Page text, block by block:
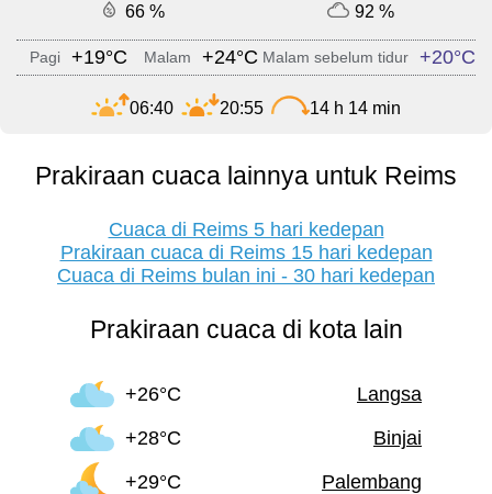
66 %
92 %
Pagi +19°C Malam +24°C Malam sebelum tidur +20°C
06:40 20:55 14 h 14 min
Prakiraan cuaca lainnya untuk Reims
Cuaca di Reims 5 hari kedepan
Prakiraan cuaca di Reims 15 hari kedepan
Cuaca di Reims bulan ini - 30 hari kedepan
Prakiraan cuaca di kota lain
+26°C
Langsa
+28°C
Binjai
+29°C
Palembang